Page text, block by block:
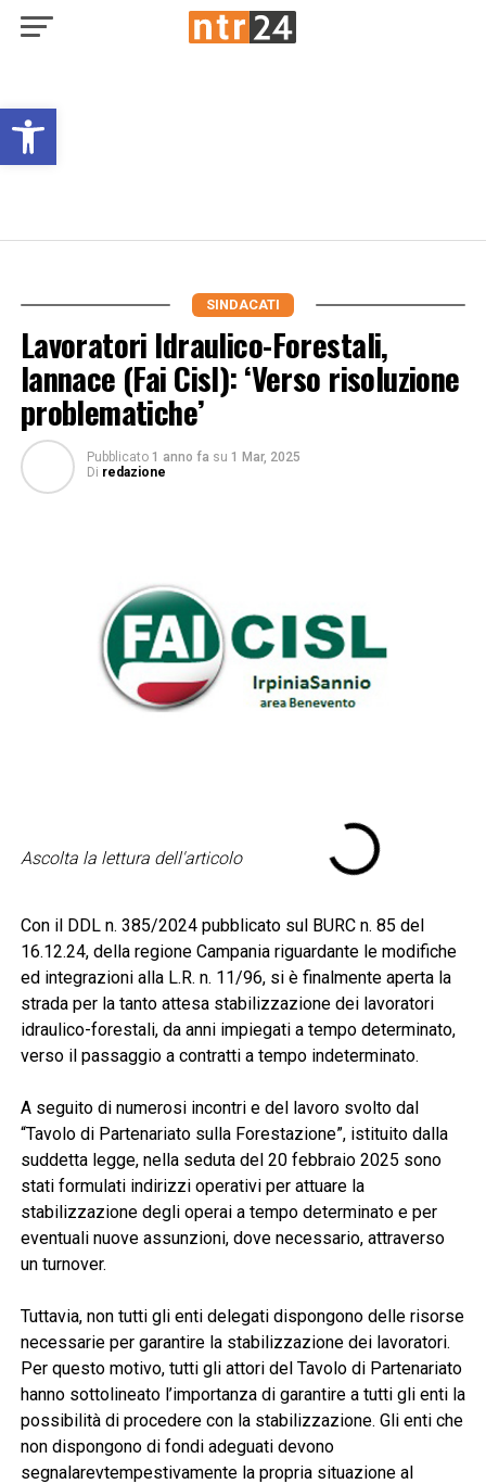
Open toolbar
SINDACATI
Lavoratori Idraulico-Forestali,
Iannace (Fai Cisl): ‘Verso risoluzione
problematiche’
Pubblicato 1 anno fa su 1 Mar, 2025
Di redazione
Ascolta la lettura dell'articolo
Con il DDL n. 385/2024 pubblicato sul BURC n. 85 del
16.12.24, della regione Campania riguardante le modifiche
ed integrazioni alla L.R. n. 11/96, si è finalmente aperta la
strada per la tanto attesa stabilizzazione dei lavoratori
idraulico-forestali, da anni impiegati a tempo determinato,
verso il passaggio a contratti a tempo indeterminato.
A seguito di numerosi incontri e del lavoro svolto dal
“Tavolo di Partenariato sulla Forestazione”, istituito dalla
suddetta legge, nella seduta del 20 febbraio 2025 sono
stati formulati indirizzi operativi per attuare la
stabilizzazione degli operai a tempo determinato e per
eventuali nuove assunzioni, dove necessario, attraverso
un turnover.
Tuttavia, non tutti gli enti delegati dispongono delle risorse
necessarie per garantire la stabilizzazione dei lavoratori.
Per questo motivo, tutti gli attori del Tavolo di Partenariato
hanno sottolineato l’importanza di garantire a tutti gli enti la
possibilità di procedere con la stabilizzazione. Gli enti che
non dispongono di fondi adeguati devono
segnalarevtempestivamente la propria situazione al